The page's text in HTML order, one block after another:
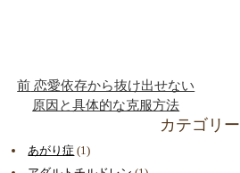
前 恋愛依存から抜け出せない
原因と具体的な克服方法
カテゴリー
あがり症 (1)